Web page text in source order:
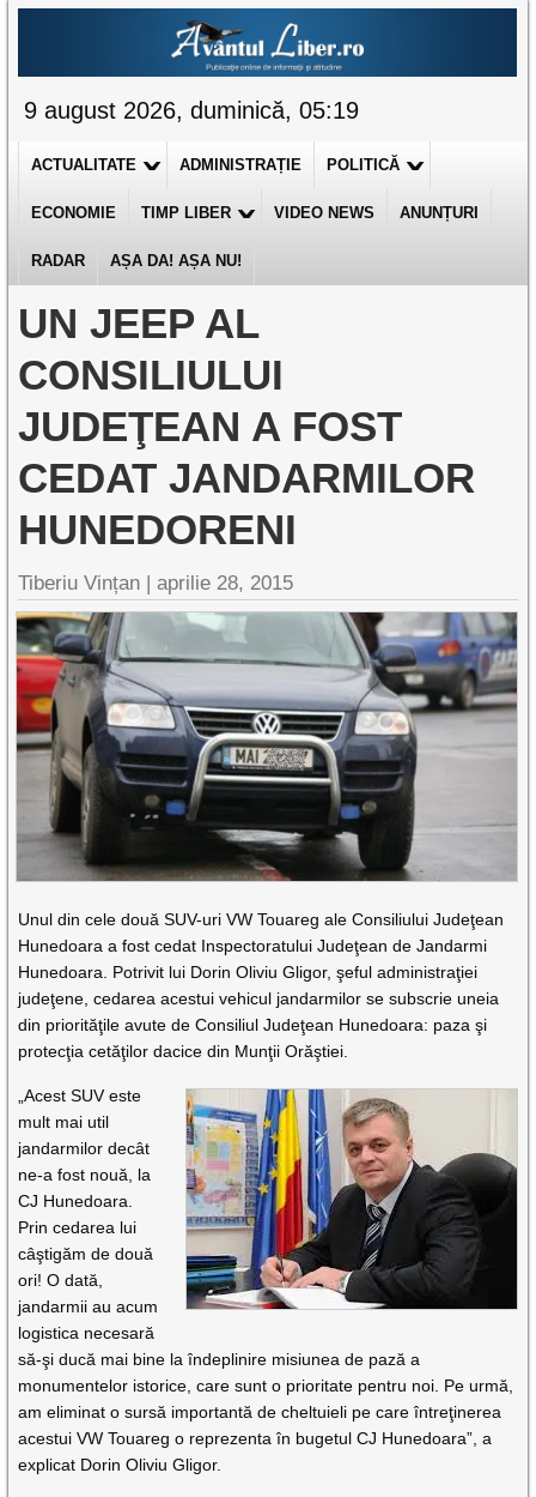
9 august 2026, duminică, 05:19
ACTUALITATE ADMINISTRAȚIE POLITICĂ
ECONOMIE TIMP LIBER VIDEO NEWS ANUNȚURI
RADAR AȘA DA! AȘA NU!
UN JEEP AL
CONSILIULUI
JUDEŢEAN A FOST
CEDAT JANDARMILOR
HUNEDORENI
Tiberiu Vințan |aprilie 28, 2015
Unul din cele două SUV-uri VW Touareg ale Consiliului Judeţean
Hunedoara a fost cedat Inspectoratului Judeţean de Jandarmi
Hunedoara. Potrivit lui Dorin Oliviu Gligor, şeful administraţiei
judeţene, cedarea acestui vehicul jandarmilor se subscrie uneia
din priorităţile avute de Consiliul Judeţean Hunedoara: paza şi
protecţia cetăţilor dacice din Munţii Orăştiei.
„Acest SUV este
mult mai util
jandarmilor decât
ne-a fost nouă, la
CJ Hunedoara.
Prin cedarea lui
câştigăm de două
ori! O dată,
jandarmii au acum
logistica necesară
să-şi ducă mai bine la îndeplinire misiunea de pază a
monumentelor istorice, care sunt o prioritate pentru noi. Pe urmă,
am eliminat o sursă importantă de cheltuieli pe care întreţinerea
acestui VW Touareg o reprezenta în bugetul CJ Hunedoara”, a
explicat Dorin Oliviu Gligor.